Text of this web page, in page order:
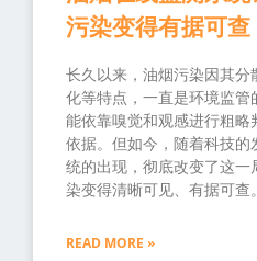
污染变得有据可查
长久以来，油烟污染因其
化等特点，一直是环境监管
能依靠嗅觉和观感进行粗
依据。但如今，随着科技的
统的出现，彻底改变了这
染变得清晰可见、有据可查。
READ MORE »